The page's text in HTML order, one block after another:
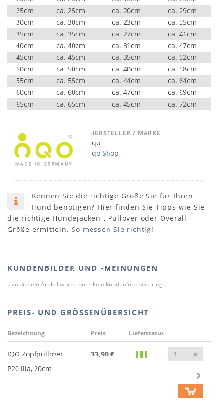
25cm
ca. 25cm ca. 20cm
ca. 29cm
30cm
ca. 30cm ca. 23cm
ca. 35cm
35cm
ca. 35cm ca. 27cm
ca. 41cm
40cm
ca. 40cm ca. 31cm
ca. 47cm
45cm
ca. 45cm ca. 35cm
ca. 52cm
50cm
ca. 50cm ca. 40cm
ca. 58cm
55cm
ca. 55cm ca. 44cm
ca. 64cm
60cm
ca. 60cm ca. 47cm
ca. 69cm
65cm
ca. 65cm ca. 45cm ca. 72cm
HERSTELLER / MARKE
iqo
iqo Shop
Kennen Sie die richtige Größe Sie für Ihren
Hund benötigen? Hier finden Sie Tipps wie Sie
die richtige Hundejacken-, Pullover oder Overall-
Größe ermitteln. So messen Sie richtig!
KUNDENBILDER UND -MEINUNGEN
...zu diesem Artikel wurde noch kein Kundenfoto hinterlegt.
PREIS- UND GRÖSSENÜBERSICHT
Bezeichnung Preis Lieferstatus
IQO Zopfpullover
P20 lila, 20cm
33,90 €